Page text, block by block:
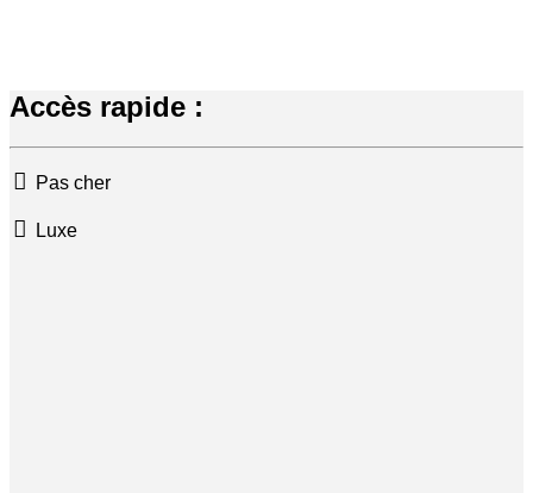
Accès rapide :
Pas cher
Luxe